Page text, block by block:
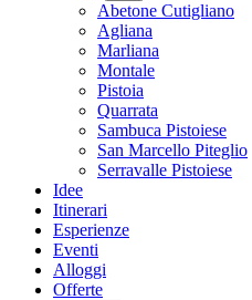
Abetone Cutigliano
Agliana
Marliana
Montale
Pistoia
Quarrata
Sambuca Pistoiese
San Marcello Piteglio
Serravalle Pistoiese
Idee
Itinerari
Esperienze
Eventi
Alloggi
Offerte